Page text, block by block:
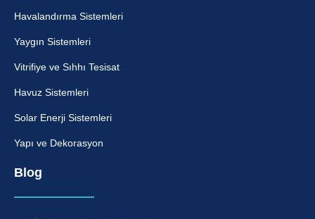
Havalandırma Sistemleri
Yaygın Sistemleri
Vitrifiye ve Sıhhı Tesisat
Havuz Sistemleri
Solar Enerji Sistemleri
Yapı ve Dekorasyon
Blog